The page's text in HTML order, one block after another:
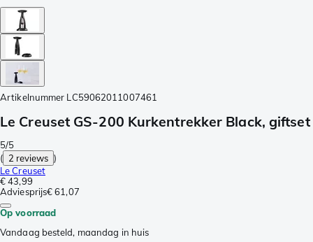
Artikelnummer LC59062011007461
Le Creuset GS-200 Kurkentrekker Black, giftset
5/5
( 2 reviews )
Le Creuset
€ 43,99
Adviesprijs€ 61,07
Op voorraad
Vandaag besteld, maandag in huis